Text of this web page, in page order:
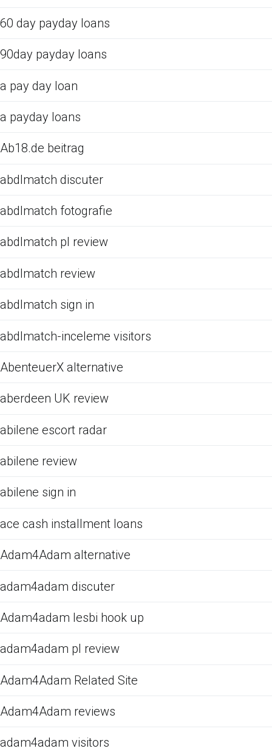
60 day payday loans
90day payday loans
a pay day loan
a payday loans
Ab18.de beitrag
abdlmatch discuter
abdlmatch fotografie
abdlmatch pl review
abdlmatch review
abdlmatch sign in
abdlmatch-inceleme visitors
AbenteuerX alternative
aberdeen UK review
abilene escort radar
abilene review
abilene sign in
ace cash installment loans
Adam4Adam alternative
adam4adam discuter
Adam4adam lesbi hook up
adam4adam pl review
Adam4Adam Related Site
Adam4Adam reviews
adam4adam visitors